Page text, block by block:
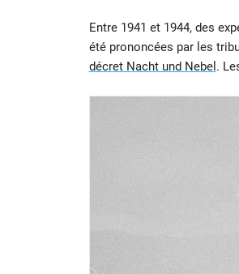
Entre 1941 et 1944, des
été prononcées par les
décret Nacht und Nebel .